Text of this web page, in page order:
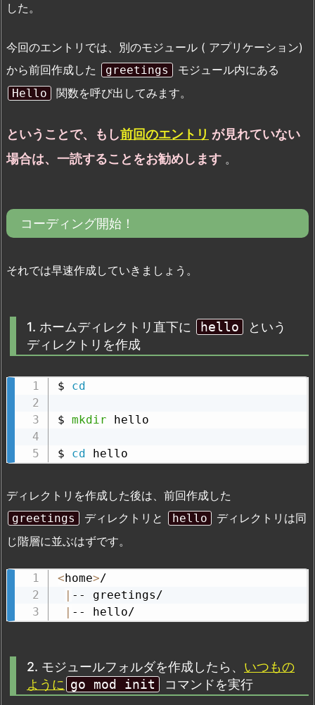
した。
今回のエントリでは、別のモジュール ( アプリケーション)
から前回作成した
greetings モジュール内にある
Hello 関数を呼び出してみます。
ということで、もし前回のエントリ が見れていない
場合は、一読することをお勧めします 。
コーディング開始！
それでは早速作成していきましょう。
1. ホームディレクトリ直下に hello
という
ディレクトリを作成
$ cd
$ mkdir hello
$ cd hello
ディレクトリを作成した後は、前回作成した
greetings ディレクトリと hello
ディレクトリは同
じ階層に並ぶはずです。
<home>/
| -- greetings/
| -- hello/
2. モジュールフォルダを作成したら、 いつもの
ように go mod init コマンドを実行